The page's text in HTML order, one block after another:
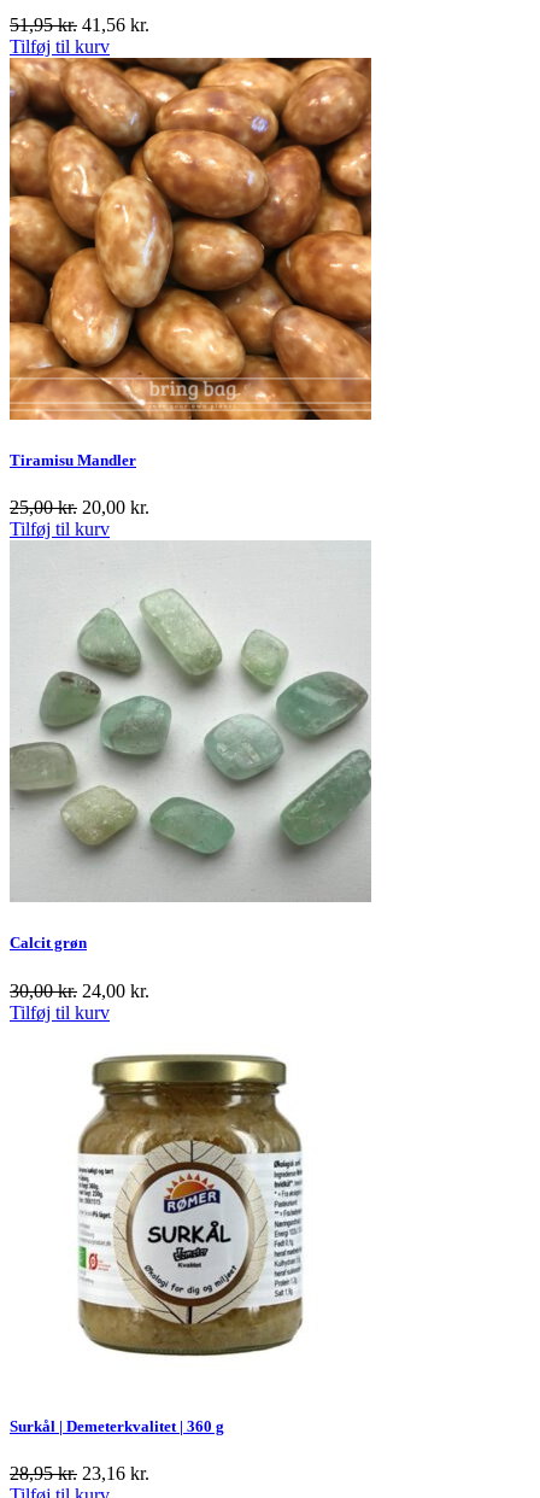
51,95kr. 41,56 kr.
Tilføj til kurv
Tiramisu Mandler
25,00kr. 20,00 kr.
Tilføj til kurv
Calcit grøn
30,00kr. 24,00 kr.
Tilføj til kurv
Surkål | Demeterkvalitet | 360 g
28,95kr. 23,16 kr.